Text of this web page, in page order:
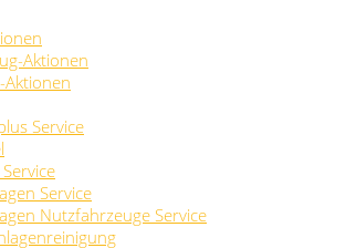
Aktionen
Aktionen
Service
Service
Nutzfahrzeuge Service